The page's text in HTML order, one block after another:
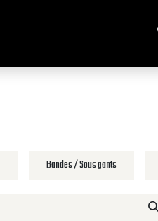
Bandes / Sous gants